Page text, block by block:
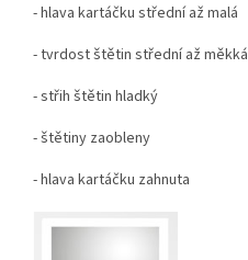
- hlava kartáčku střední až malá
- tvrdost štětin střední až měkká
- střih štětin hladký
- štětiny zaobleny
- hlava kartáčku zahnuta